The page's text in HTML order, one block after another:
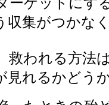
収集がつかな
救われる方法
見れるかどう